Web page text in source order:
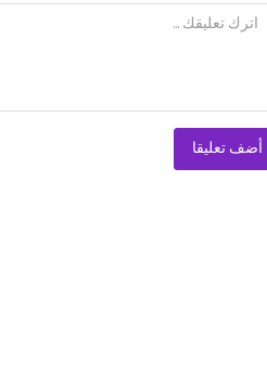
أضف تعليقا